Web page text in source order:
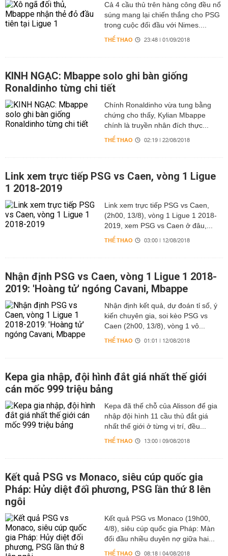
Cả 4 cầu thủ trên hàng công đều nổ
súng mang lại chiến thắng cho PSG
trong cuộc đối đầu với Nimes....
THỂ THAO 23:48 | 01/09/2018
KINH NGẠC: Mbappe solo ghi bàn giống
Ronaldinho từng chi tiết
Chính Ronaldinho vừa tung bằng
chứng cho thấy, Kylian Mbappe
chính là truyền nhân đích thực...
THỂ THAO 02:19 | 22/08/2018
Link xem trực tiếp PSG vs Caen, vòng 1 Ligue
1 2018-2019
Link xem trực tiếp PSG vs Caen,
(2h00, 13/8), vòng 1 Ligue 1 2018-
2019, xem PSG vs Caen ở đâu,...
THỂ THAO 03:00 | 12/08/2018
Nhận định PSG vs Caen, vòng 1 Ligue 1 2018-
2019: 'Hoàng tử' ngóng Cavani, Mbappe
Nhận định kết quả, dự đoán tỉ số, ý
kiến chuyên gia, soi kèo PSG vs
Caen (2h00, 13/8), vòng 1 vô...
THỂ THAO 01:01 | 12/08/2018
Kepa gia nhập, đội hình đắt giá nhất thế giới
cán mốc 999 triệu bảng
Kepa đã thế chỗ của Alisson để gia
nhập đội hình 11 cầu thủ đắt giá
nhất thế giới ở từng vị trí, đều...
THỂ THAO 13:00 | 09/08/2018
Kết quả PSG vs Monaco, siêu cúp quốc gia
Pháp: Hủy diệt đối phương, PSG lần thứ 8 lên
ngôi
Kết quả PSG vs Monaco (19h00,
4/8), siêu cúp quốc gia Pháp: Màn
đối đầu nhiều duyên nợ giữa hai...
THỂ THAO 08:18 | 04/08/2018